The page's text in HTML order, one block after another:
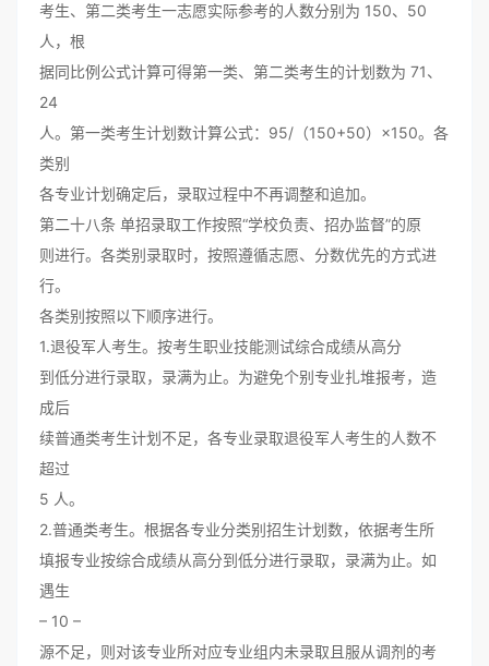
考生、第二类考生一志愿实际参考的人数分别为 150、50
人，根
据同比例公式计算可得第一类、第二类考生的计划数为 71、
24
人。第一类考生计划数计算公式：95/（150+50）×150。各
类别
各专业计划确定后，录取过程中不再调整和追加。
第二十八条 单招录取工作按照“学校负责、招办监督”的原
则进行。各类别录取时，按照遵循志愿、分数优先的方式进
行。
各类别按照以下顺序进行。
1.退役军人考生。按考生职业技能测试综合成绩从高分
到低分进行录取，录满为止。为避免个别专业扎堆报考，造
成后
续普通类考生计划不足，各专业录取退役军人考生的人数不
超过
5 人。
2.普通类考生。根据各专业分类别招生计划数，依据考生所
填报专业按综合成绩从高分到低分进行录取，录满为止。如
遇生
– 10 –
源不足，则对该专业所对应专业组内未录取且服从调剂的考